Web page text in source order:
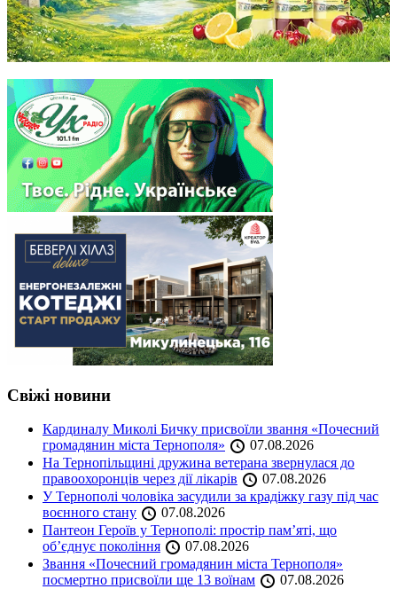
Свіжі новини
Кардиналу Миколі Бичку присвоїли звання «Почесний
громадянин міста Тернополя»
07.08.2026
На Тернопільщині дружина ветерана звернулася до
правоохоронців через дії лікарів
07.08.2026
У Тернополі чоловіка засудили за крадіжку газу під час
воєнного стану
07.08.2026
Пантеон Героїв у Тернополі: простір пам’яті, що
об’єднує покоління
07.08.2026
Звання «Почесний громадянин міста Тернополя»
посмертно присвоїли ще 13 воїнам
07.08.2026